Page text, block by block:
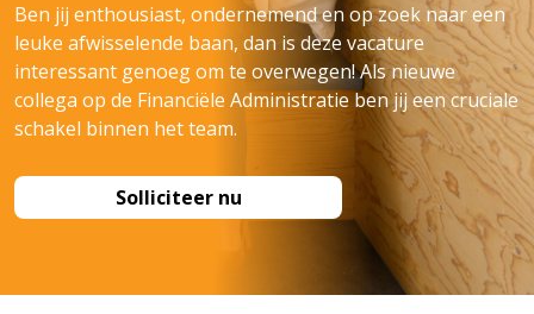
Ben jij enthousiast, ondernemend en op zoek naar een
leuke afwisselende baan, dan is deze vacature
interessant genoeg om te overwegen! Als nieuwe
collega op de Financiële Administratie ben jij een cruciale
schakel binnen het team.
Solliciteer nu